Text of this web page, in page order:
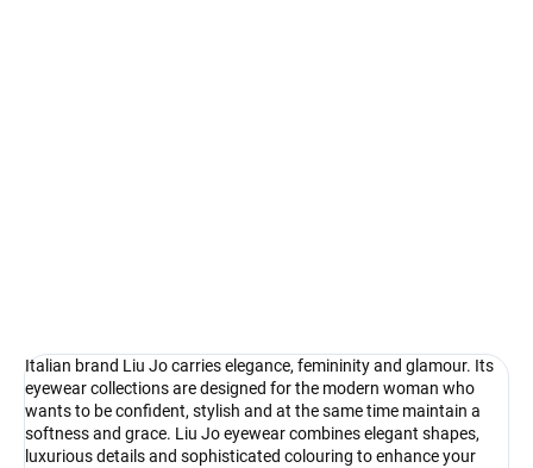
Italian brand Liu Jo carries elegance, femininity and glamour. Its
eyewear collections are designed for the modern woman who
wants to be confident, stylish and at the same time maintain a
softness and grace. Liu Jo eyewear combines elegant shapes,
luxurious details and sophisticated colouring to enhance your